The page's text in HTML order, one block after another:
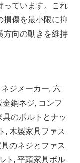
っています。これ
損傷を最小限に抑
方向の動きを維持
ジメーカー, 六
鋼ネジ, コンフ
のボルトとナッ
, 木製家具ファス
のネジとファス
ト, 平頭家具ボル